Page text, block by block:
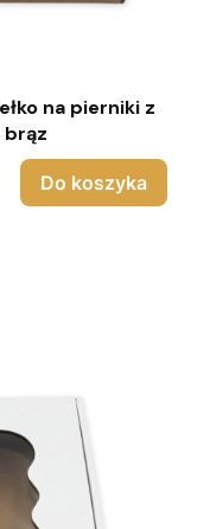
na pierniki z
Do koszyka